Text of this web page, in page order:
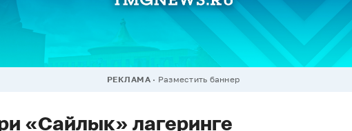
РЕКЛАМА Разместить баннер
«Сайлык» лагеринге